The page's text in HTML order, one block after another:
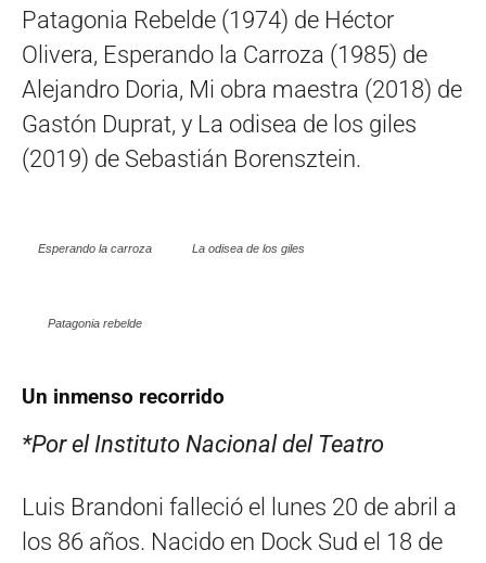
Patagonia Rebelde (1974) de Héctor
Olivera, Esperando la Carroza (1985) de
Alejandro Doria, Mi obra maestra (2018) de
Gastón Duprat, y La odisea de los giles
(2019) de Sebastián Borensztein.
Esperando la carroza La odisea de los giles
Patagonia rebelde
Un inmenso recorrido
*Por el Instituto Nacional del Teatro
Luis Brandoni falleció el lunes 20 de abril a
los 86 años. Nacido en Dock Sud el 18 de